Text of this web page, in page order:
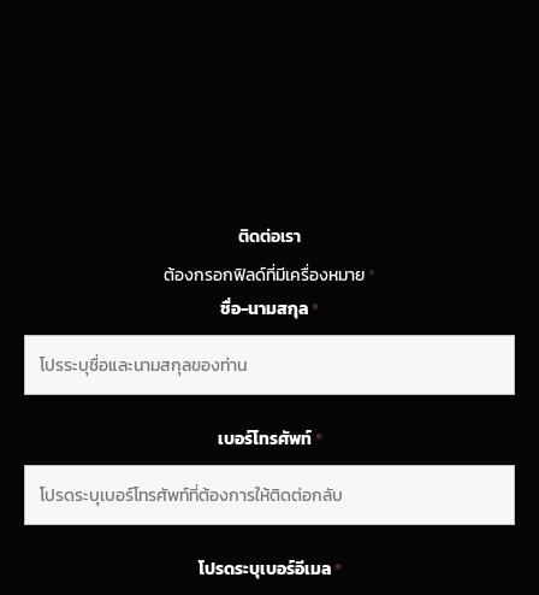
ติดต่อเรา
ต้องกรอกฟิลด์ที่มีเครื่องหมาย*
ชื่อ-นามสกุล*
เบอร์โทรศัพท์*
โปรดระบุเบอร์อีเมล*